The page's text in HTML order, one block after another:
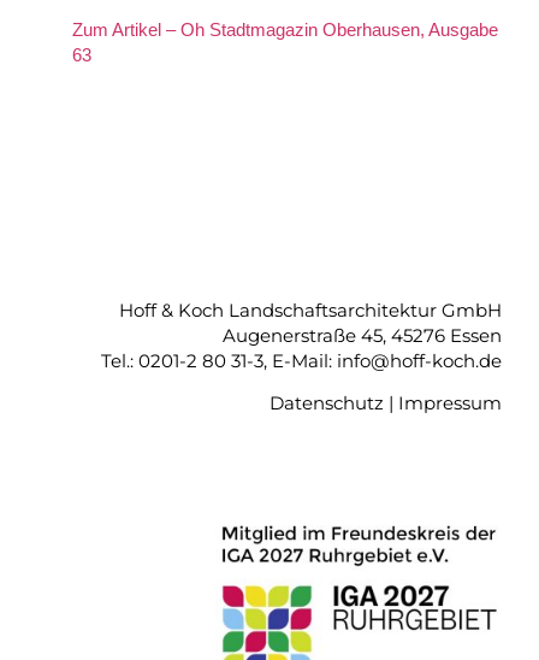
Zum Artikel – Oh Stadtmagazin Oberhausen, Ausgabe
63
Hoff & Koch Landschaftsarchitektur GmbH
Augenerstraße 45, 45276 Essen
Tel.: 0201-2 80 31-3, E-Mail: info@hoff-koch.de
Datenschutz | Impressum